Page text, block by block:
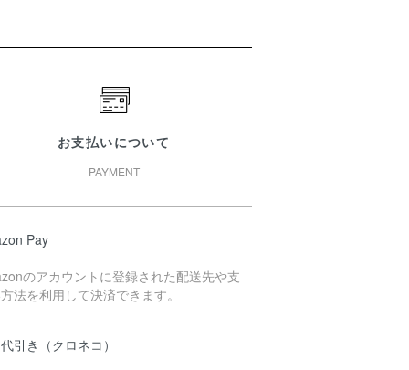
お支払いについて
PAYMENT
Pay
のアカウントに登録された配送先や支
法を利用して決済できます。
引き（クロネコ）